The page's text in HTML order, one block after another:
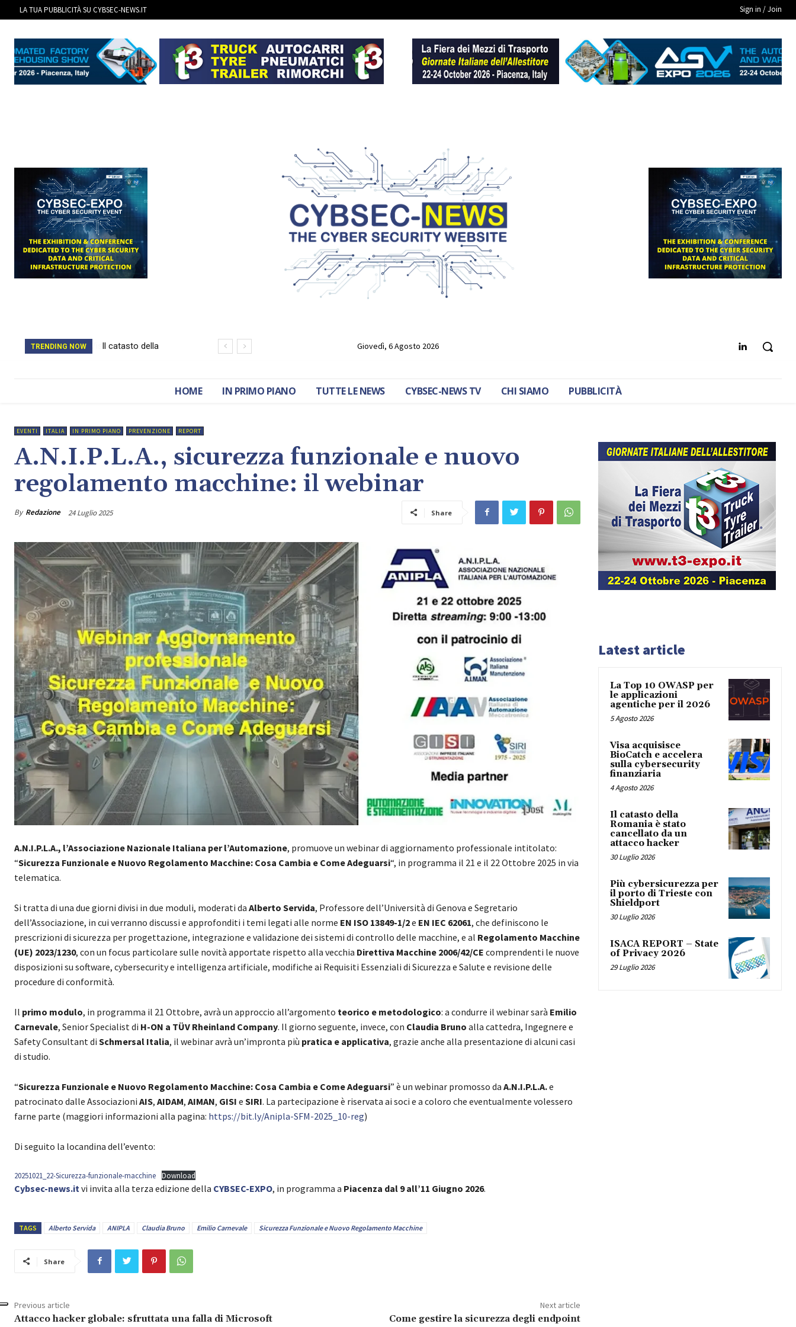
LA TUA PUBBLICITÀ SU CYBSEC-NEWS.IT Sign in / Join
TRENDING NOW
Il catasto della
Giovedì, 6 Agosto 2026
HOME IN PRIMO PIANO TUTTE LE NEWS CYBSEC-NEWS TV CHI SIAMO PUBBLICITÀ
EVENTI ITALIA IN PRIMO PIANO PREVENZIONE REPORT
A.N.I.P.L.A., sicurezza funzionale e nuovo
regolamento macchine: il webinar
By Redazione 24 Luglio 2025 Share
A.N.I.P.L.A., l’Associazione Nazionale Italiana per l’Automazione, promuove un webinar di aggiornamento professionale intitolato:
“Sicurezza Funzionale e Nuovo Regolamento Macchine: Cosa Cambia e Come Adeguarsi“, in programma il 21 e il 22 Ottobre 2025 in via
telematica.
Si tratta di una due giorni divisi in due moduli, moderati da Alberto Servida, Professore dell’Università di Genova e Segretario
dell’Associazione, in cui verranno discussi e approfonditi i temi legati alle norme EN ISO 13849-1/2e EN IEC 62061, che definiscono le
prescrizioni di sicurezza per progettazione, integrazione e validazione dei sistemi di controllo delle macchine, e al Regolamento Macchine
(UE) 2023/1230, con un focus particolare sulle novità apportate rispetto alla vecchia Direttiva Macchine 2006/42/CE comprendenti le nuove
disposizioni su software, cybersecurity e intelligenza artificiale, modifiche ai Requisiti Essenziali di Sicurezza e Salute e revisione delle
procedure di conformità.
Il primo modulo, in programma il 21 Ottobre, avrà un approccio all’argomento teorico e metodologico: a condurre il webinar sarà Emilio
Carnevale, Senior Specialist di H-ON a TÜV Rheinland Company. Il giorno seguente, invece, con Claudia Bruno alla cattedra, Ingegnere e
Safety Consultant di Schmersal Italia, il webinar avrà un’impronta più pratica e applicativa, grazie anche alla presentazione di alcuni casi
di studio.
“Sicurezza Funzionale e Nuovo Regolamento Macchine: Cosa Cambia e Come Adeguarsi” è un webinar promosso da A.N.I.P.L.A.e
patrocinato dalle Associazioni AIS, AIDAM, AIMAN, GISI e SIRI. La partecipazione è riservata ai soci e a coloro che eventualmente volessero
farne parte (maggiori informazioni alla pagina: https://bit.ly/Anipla-SFM-2025_10-reg)
Di seguito la locandina dell’evento:
20251021_22-Sicurezza-funzionale-macchine Download
Cybsec-news.it vi invita alla terza edizione della CYBSEC-EXPO, in programma a Piacenza dal 9 all’11 Giugno 2026.
TAGS Alberto Servida ANIPLA Claudia Bruno Emilio Carnevale Sicurezza Funzionale e Nuovo Regolamento Macchine
Share
Previous article
Attacco hacker globale: sfruttata una falla di Microsoft
Next article
Come gestire la sicurezza degli endpoint
Latest article
La Top 10 OWASP per
le applicazioni
agentiche per il 2026
5 Agosto 2026
Visa acquisisce
BioCatch e accelera
sulla cybersecurity
finanziaria
4 Agosto 2026
Il catasto della
Romania è stato
cancellato da un
attacco hacker
30 Luglio 2026
Più cybersicurezza per
il porto di Trieste con
Shieldport
30 Luglio 2026
ISACA REPORT – State
of Privacy 2026
29 Luglio 2026